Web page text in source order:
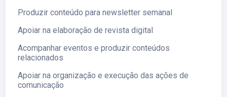
Produzir conteúdo para newsletter semanal
Apoiar na elaboração de revista digital
Acompanhar eventos e produzir conteúdos
relacionados
Apoiar na organização e execução das ações de
comunicação